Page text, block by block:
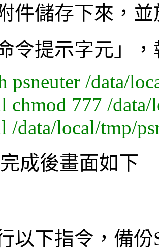
件儲存下來，並
令提示字元」
psneuter /data/
chmod 777 /
/data/local/tmp/
成後畫面如下
以下指令，備